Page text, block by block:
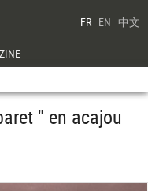
FR EN 中文
" en acajou